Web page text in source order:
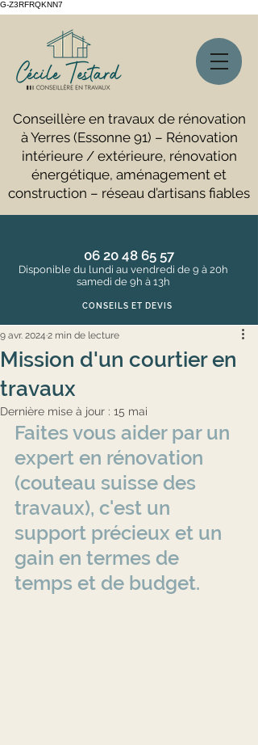
G-Z3RFRQKNN7
Conseillère en travaux de rénovation
à Yerres (Essonne 91) – Rénovation
intérieure / extérieure, rénovation
énergétique, aménagement et
construction – réseau d’artisans fiables
06 20 48 65 57
Disponible du lundi au vendredi de 9 à 20h
samedi de 9h à 13h
CONSEILS ET DEVIS
Mission d'un courtier en
travaux
9 avr. 2024 2 min de lecture
Dernière mise à jour : 15 mai
Faites vous aider par un
expert en rénovation
(couteau suisse des
travaux), c'est un
support précieux et un
gain en termes de
temps et de budget.